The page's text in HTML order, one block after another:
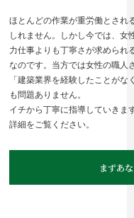
ほとんどの作業が重労働とされ
しれません。しかし今では、女
力仕事よりも丁寧さが求められ
なのです。当方では女性の職人
「建築業界を経験したことが
も問題ありません。
イチから丁寧に指導していきま
詳細をご覧ください。
まずあ